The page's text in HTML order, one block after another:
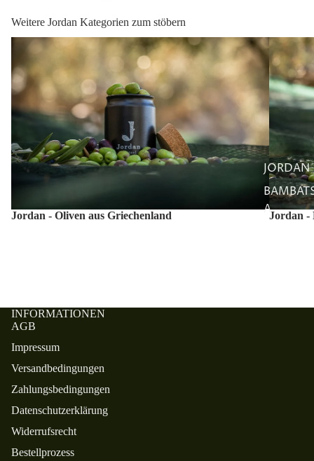
JORDAN
A
Weitere Jordan Kategorien zum stöbern
Jordan - Oliven aus Griechenland Jordan -
INFORMATIONEN
AGB
Impressum
Versandbedingungen
Zahlungsbedingungen
Datenschutzerklärung
Widerrufsrecht
Bestellprozess